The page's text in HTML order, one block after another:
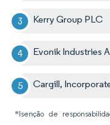
Kerry Group PLC
Evonik Industries
Cargill,
*Isenção de